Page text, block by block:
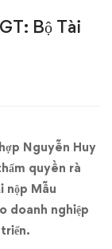
Bộ Tài
Nguyễn Huy
quyền rà
nộp Mẫu
doanh nghiệp